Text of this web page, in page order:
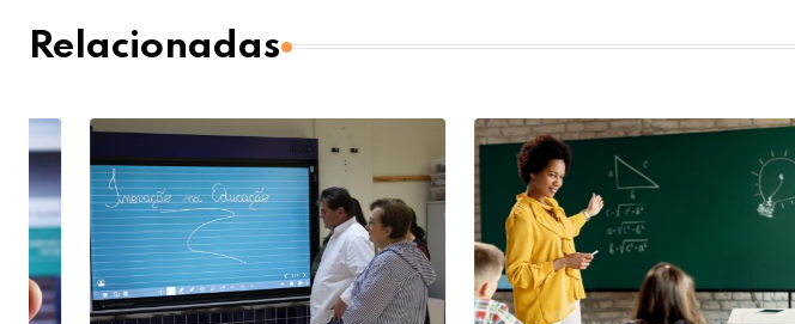
Relacionadas